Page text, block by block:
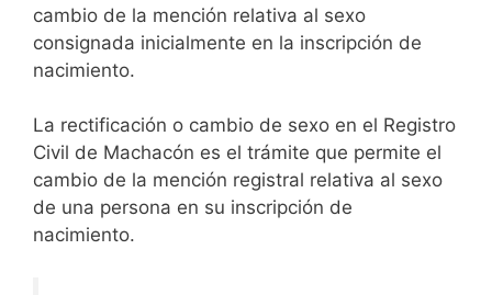
cambio de la mención relativa al sexo
consignada inicialmente en la inscripción de
nacimiento.
La rectificación o cambio de sexo en el Registro
Civil de Machacón es el trámite que permite el
cambio de la mención registral relativa al sexo
de una persona en su inscripción de
nacimiento.